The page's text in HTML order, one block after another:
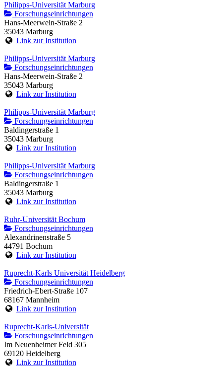
Philipps-Universität Marburg
Forschungseinrichtungen
Hans-Meerwein-Straße 2
35043 Marburg
Link zur Institution
Philipps-Universität Marburg
Forschungseinrichtungen
Hans-Meerwein-Straße 2
35043 Marburg
Link zur Institution
Philipps-Universität Marburg
Forschungseinrichtungen
Baldingerstraße 1
35043 Marburg
Link zur Institution
Philipps-Universität Marburg
Forschungseinrichtungen
Baldingerstraße 1
35043 Marburg
Link zur Institution
Ruhr-Universität Bochum
Forschungseinrichtungen
Alexandrinenstraße 5
44791 Bochum
Link zur Institution
Ruprecht-Karls Universität Heidelberg
Forschungseinrichtungen
Friedrich-Ebert-Straße 107
68167 Mannheim
Link zur Institution
Ruprecht-Karls-Universität
Forschungseinrichtungen
Im Neuenheimer Feld 305
69120 Heidelberg
Link zur Institution